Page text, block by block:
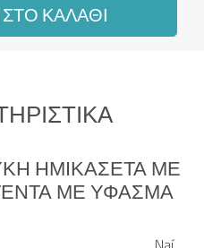
ΚΑΛΆΘΙ
ΗΜΙΚΑΣΈΤΑ ΜΕ
ΜΕ ΎΦΑΣΜΑ